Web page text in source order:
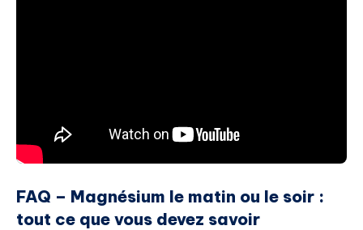
FAQ – Magnésium le matin ou le soir :
tout ce que vous devez savoir